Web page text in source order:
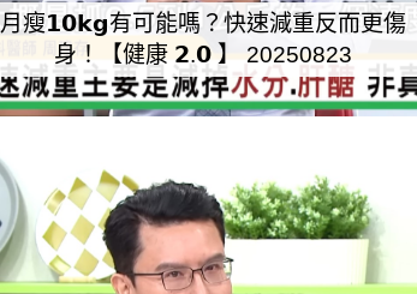
月瘦𝟭𝟬𝗸𝗴有可能嗎？快速減重反而更傷
身！【健康 𝟮.𝟬 】 20250823